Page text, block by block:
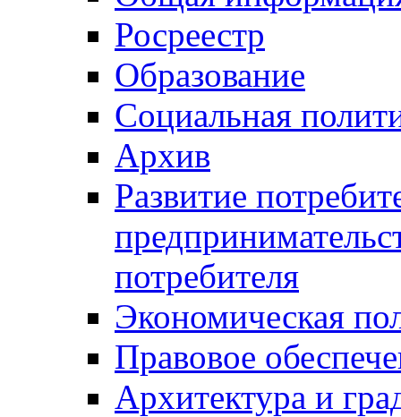
Росреестр
Образование
Социальная
Архив
Развитие
потребителя
Экономическая
Правовое
Архитектура и